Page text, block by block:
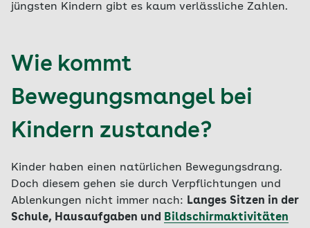
jüngsten Kindern gibt es kaum verlässliche Zahlen.
Wie kommt
Bewegungsmangel bei
Kindern zustande?
Kinder haben einen natürlichen Bewegungsdrang.
Doch diesem gehen sie durch Verpflichtungen und
Ablenkungen nicht immer nach: Langes Sitzen in der
Schule, Hausaufgaben und
Bildschirmaktivitäten